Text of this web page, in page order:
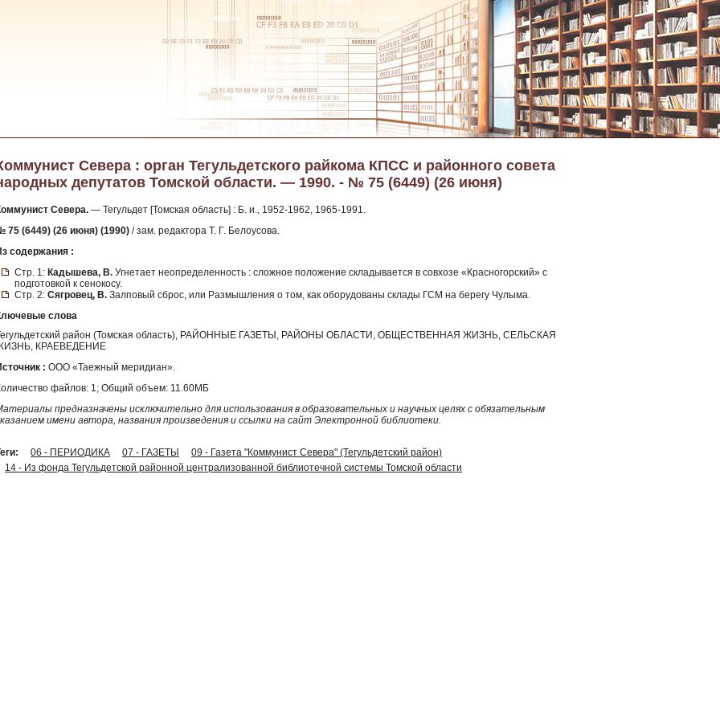
Севера : орган Тегульдетского райкома КПСС и районного совета
депутатов Томской области. — 1990. - № 75 (6449) (26 июня)
Севера. — Тегульдет [Томская область] : Б. и., 1952-1962, 1965-1991.
75 (6449) (26 июня) (1990) / зам. редактора Т. Г. Белоусова.
содержания :
Стр. 1: Кадышева, В. Угнетает неопределенность : сложное положение складывается в совхозе «Красногорский» с
подготовкой к сенокосу.
Стр. 2: Сягровец, В. Залповый сброс, или Размышления о том, как оборудованы склады ГСМ на берегу Чулыма.
слова
район (Томская область), РАЙОННЫЕ ГАЗЕТЫ, РАЙОНЫ ОБЛАСТИ, ОБЩЕСТВЕННАЯ ЖИЗНЬ, СЕЛЬСКАЯ
КРАЕВЕДЕНИЕ
: ООО «Таежный меридиан».
файлов: 1; Общий объем: 11.60МБ
предназначены исключительно для использования в образовательных и научных целях с обязательным
имени автора, названия произведения и ссылки на сайт Электронной библиотеки.
06 - ПЕРИОДИКА 07 - ГАЗЕТЫ
09 - Газета "Коммунист Севера" (Тегульдетский район)
14 - Из фонда Тегульдетской районной централизованной библиотечной системы Томской области